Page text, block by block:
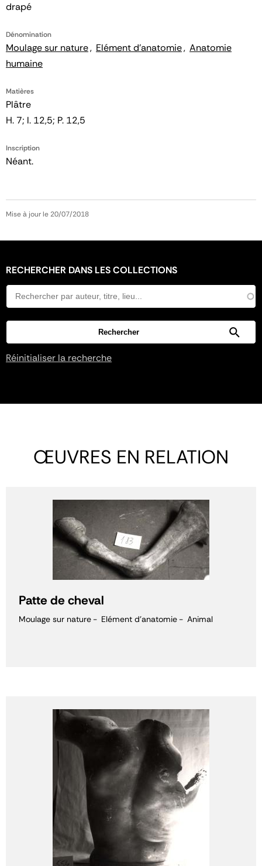
drapé
Dénomination
Moulage sur nature Elément d'anatomie
Anatomie
humaine
Matières
Plâtre
H. 7; l. 12,5; P. 12,5
Inscription
Néant.
Mise à jour le 20/07/2018
RECHERCHER DANS LES COLLECTIONS
Réinitialiser la recherche
ŒUVRES EN RELATION
Patte de cheval
Moulage sur nature Elément d'anatomie Animal